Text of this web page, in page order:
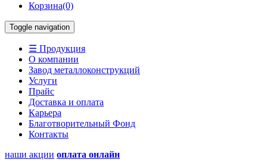
Корзина(0)
Toggle navigation
☰ Продукция
О компании
Завод металлоконструкций
Услуги
Прайс
Доставка и оплата
Карьера
Благотворительный Фонд
Контакты
наши акции оплата онлайн